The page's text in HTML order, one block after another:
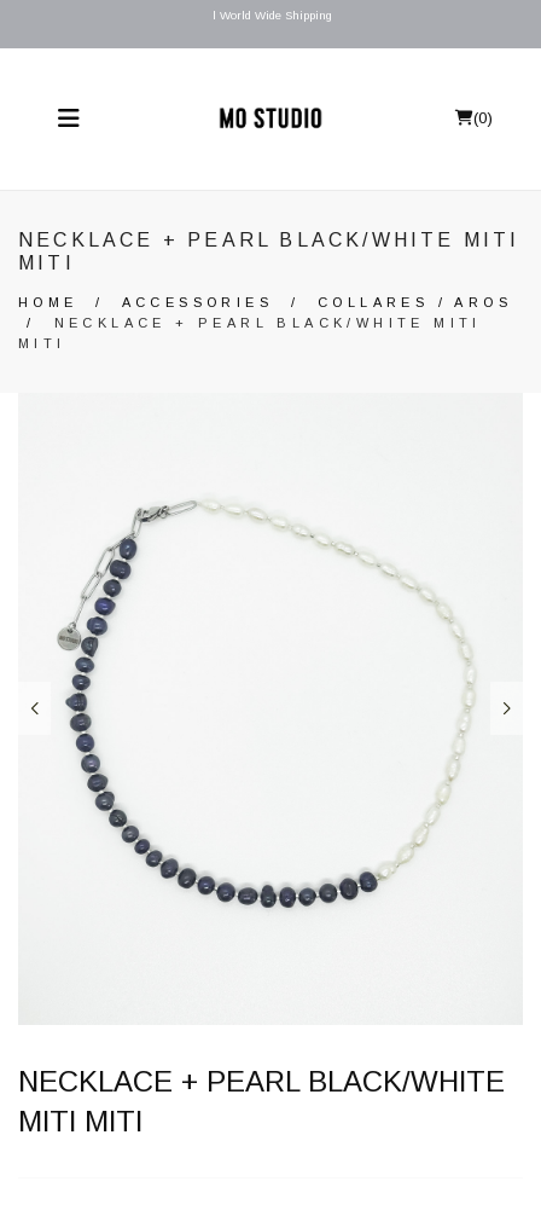
l World Wide Shipping
(0)
NECKLACE + PEARL BLACK/WHITE MITI
MITI
HOME / ACCESSORIES / COLLARES / AROS
/
NECKLACE + PEARL BLACK/WHITE MITI
MITI
NECKLACE + PEARL BLACK/WHITE
MITI MITI